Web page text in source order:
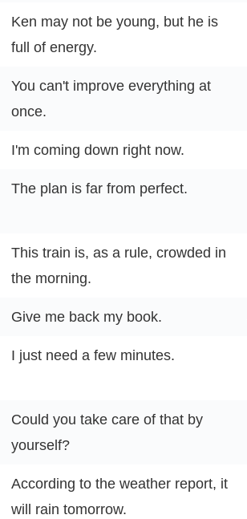
Ken may not be young, but he is
full of energy.
You can't improve everything at
once.
I'm coming down right now.
The plan is far from perfect.
This train is, as a rule, crowded in
the morning.
Give me back my book.
I just need a few minutes.
Could you take care of that by
yourself?
According to the weather report, it
will rain tomorrow.